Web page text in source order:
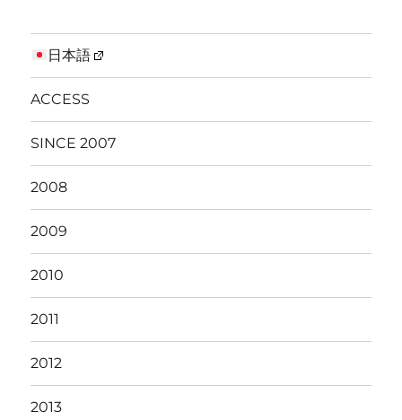
日本語
ACCESS
SINCE 2007
2008
2009
2010
2011
2012
2013